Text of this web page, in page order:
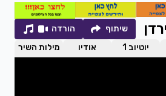
שיתוף
הורדה
יוטיוב 1 אודיו מילות השיר